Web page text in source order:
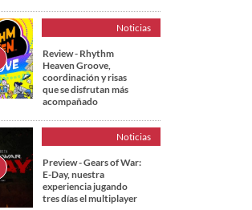
Noticias
Review - Rhythm
Heaven Groove,
coordinación y risas
que se disfrutan más
acompañado
Noticias
Preview - Gears of War:
E-Day, nuestra
experiencia jugando
tres días el multiplayer